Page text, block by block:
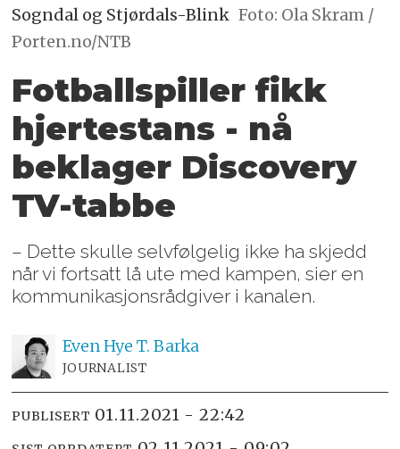
Sogndal og Stjørdals-Blink Foto: Ola Skram /
Porten.no/NTB
Fotballspiller fikk
hjertestans - nå
beklager Discovery
TV-tabbe
– Dette skulle selvfølgelig ikke ha skjedd
når vi fortsatt lå ute med kampen, sier en
kommunikasjonsrådgiver i kanalen.
Even Hye T. Barka
JOURNALIST
PUBLISERT 01.11.2021 - 22:42